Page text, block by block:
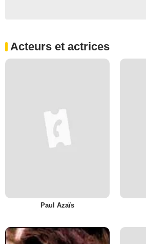
Acteurs et actrices
Paul Azaïs